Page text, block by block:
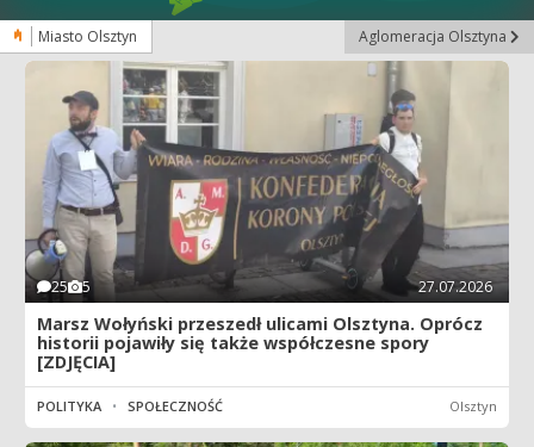
Miasto Olsztyn Aglomeracja Olsztyna
25 5 27.07.2026
Marsz Wołyński przeszedł ulicami Olsztyna. Oprócz
historii pojawiły się także współczesne spory
[ZDJĘCIA]
POLITYKA • SPOŁECZNOŚĆ Olsztyn